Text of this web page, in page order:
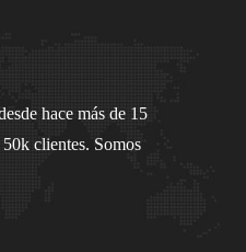
hace más de 15
clientes. Somos